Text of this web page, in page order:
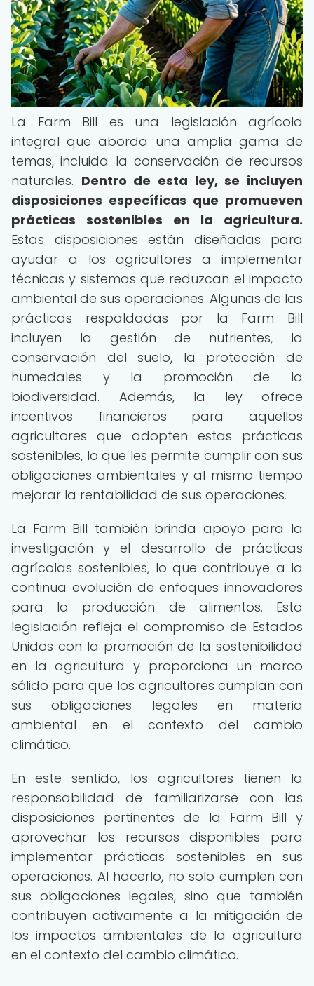
La Farm Bill es una legislación agrícola
integral que aborda una amplia gama de
temas, incluida la conservación de recursos
naturales. Dentro de esta ley, se incluyen
disposiciones específicas que promueven
prácticas sostenibles en la agricultura.
Estas disposiciones están diseñadas para
ayudar a los agricultores a implementar
técnicas y sistemas que reduzcan el impacto
ambiental de sus operaciones. Algunas de las
prácticas respaldadas por la Farm Bill
incluyen la gestión de nutrientes, la
conservación del suelo, la protección de
humedales y la promoción de la
biodiversidad. Además, la ley ofrece
incentivos financieros para aquellos
agricultores que adopten estas prácticas
sostenibles, lo que les permite cumplir con sus
obligaciones ambientales y al mismo tiempo
mejorar la rentabilidad de sus operaciones.
La Farm Bill también brinda apoyo para la
investigación y el desarrollo de prácticas
agrícolas sostenibles, lo que contribuye a la
continua evolución de enfoques innovadores
para la producción de alimentos. Esta
legislación refleja el compromiso de Estados
Unidos con la promoción de la sostenibilidad
en la agricultura y proporciona un marco
sólido para que los agricultores cumplan con
sus obligaciones legales en materia
ambiental en el contexto del cambio
climático.
En este sentido, los agricultores tienen la
responsabilidad de familiarizarse con las
disposiciones pertinentes de la Farm Bill y
aprovechar los recursos disponibles para
implementar prácticas sostenibles en sus
operaciones. Al hacerlo, no solo cumplen con
sus obligaciones legales, sino que también
contribuyen activamente a la mitigación de
los impactos ambientales de la agricultura
en el contexto del cambio climático.